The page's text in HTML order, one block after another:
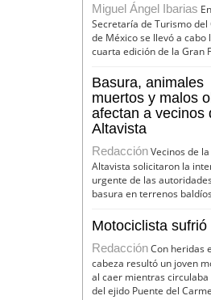
Miguel Ángel Ibarias
Secretaría de Turismo del
de México se llevó a
cuarta edición de la Gran
Basura, animales
muertos y malos
afectan a vecinos
Altavista
RedacciónVecinos de
Altavista solicitaron la
urgente de las
basura en terrenos
Motociclista
RedacciónCon heridas
cabeza resultó un joven
al caer mientras circulaba
del ejido Puente del